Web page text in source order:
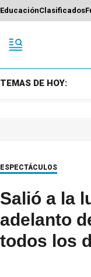
EducaciónClasificados
TEMAS DE HOY:
ESPECTÁCULOS
Salió a la
adelanto
todos los